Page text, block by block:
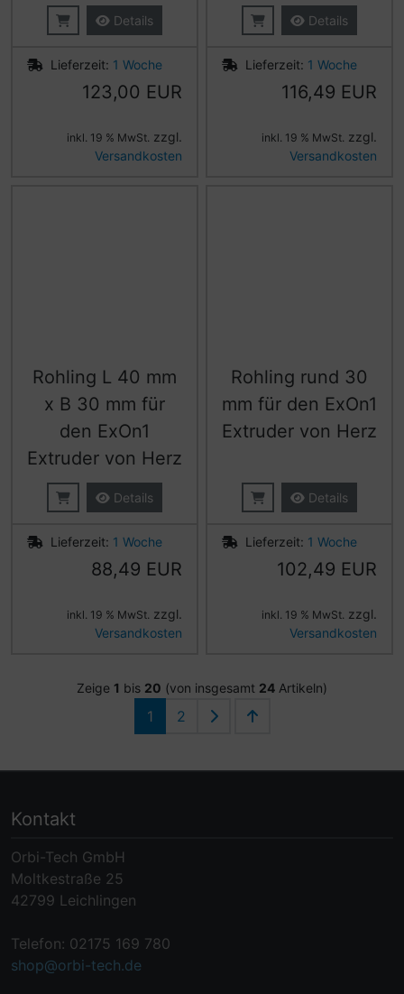
Details
Lieferzeit: 1 Woche
123,00 EUR
inkl. 19 % MwSt. zzgl.
Versandkosten
Details
Lieferzeit: 1 Woche
116,49 EUR
inkl. 19 % MwSt. zzgl.
Versandkosten
Rohling L 40 mm
x B 30 mm für
den ExOn1
Extruder von Herz
Details
Lieferzeit: 1 Woche
88,49 EUR
inkl. 19 % MwSt. zzgl.
Versandkosten
Rohling rund 30
mm für den ExOn1
Extruder von Herz
Details
Lieferzeit: 1 Woche
102,49 EUR
inkl. 19 % MwSt. zzgl.
Versandkosten
Zeige 1 bis 20 (von insgesamt 24 Artikeln)
1 2
Kontakt
Orbi-Tech GmbH
Moltkestraße 25
42799 Leichlingen
Telefon: 02175 169 780
shop@orbi-tech.de